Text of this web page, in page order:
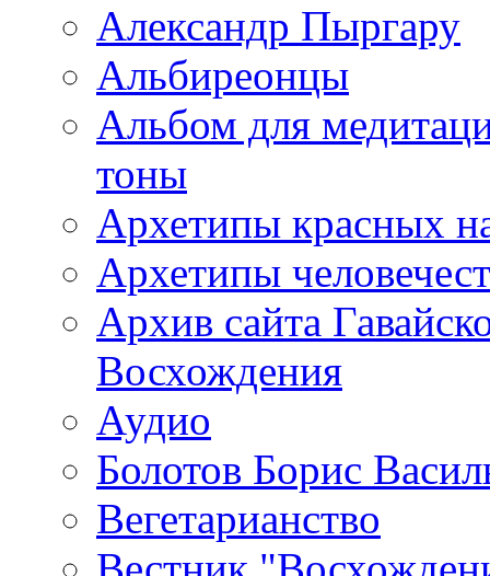
Александр Пыргару
Альбиреонцы
Альбом для
тоны
Архетипы красных
Архетипы
Архив сайта
Восхождения
Аудио
Болотов Борис
Вегетарианство